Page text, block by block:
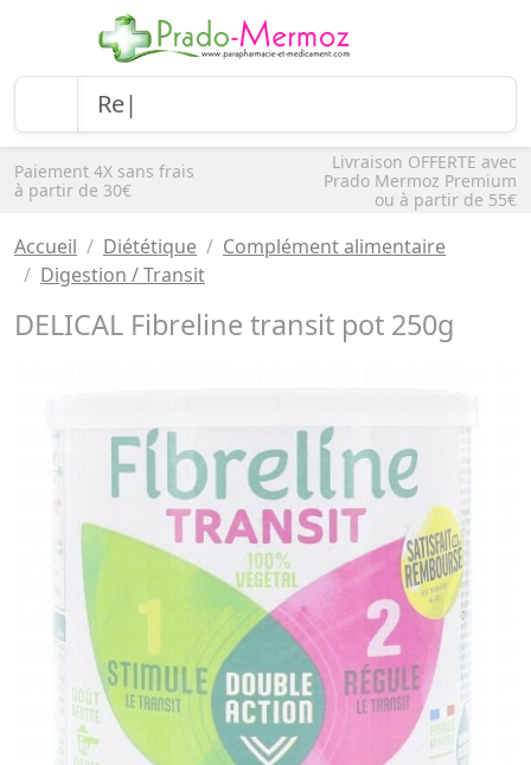
Paiement 4X sans frais
à partir de 30€
Livraison OFFERTE avec
Prado Mermoz Premium
ou à partir de 55€
Accueil Diététique
Complément alimentaire
Digestion / Transit
DELICAL Fibreline transit pot 250g